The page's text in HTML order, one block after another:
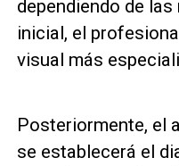
dependiendo de
inicial, el
visual más
Posteriormente, el
se establecerá el